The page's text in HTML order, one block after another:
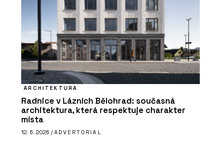
ARCHITEKTURA
Radnice v Lázních Bělohrad: současná
architektura, která respektuje charakter
místa
12. 6. 2026 / ADVERTORIAL